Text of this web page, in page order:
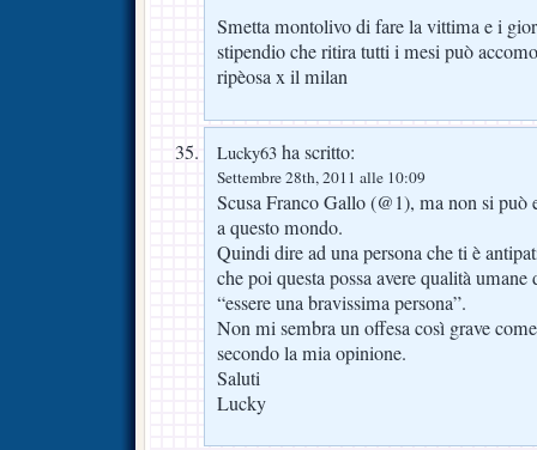
Smetta montolivo di fare la vittima e i
stipendio che ritira tutti i mesi può
ripèosa x il milan
Lucky63 ha scritto:
Settembre 28th, 2011 alle 10:09
Scusa Franco Gallo (@1), ma non si può
a questo mondo.
Quindi dire ad una persona che ti è
che poi questa possa avere qualità
“essere una bravissima persona”.
Non mi sembra un offesa così grave
secondo la mia opinione.
Saluti
Lucky